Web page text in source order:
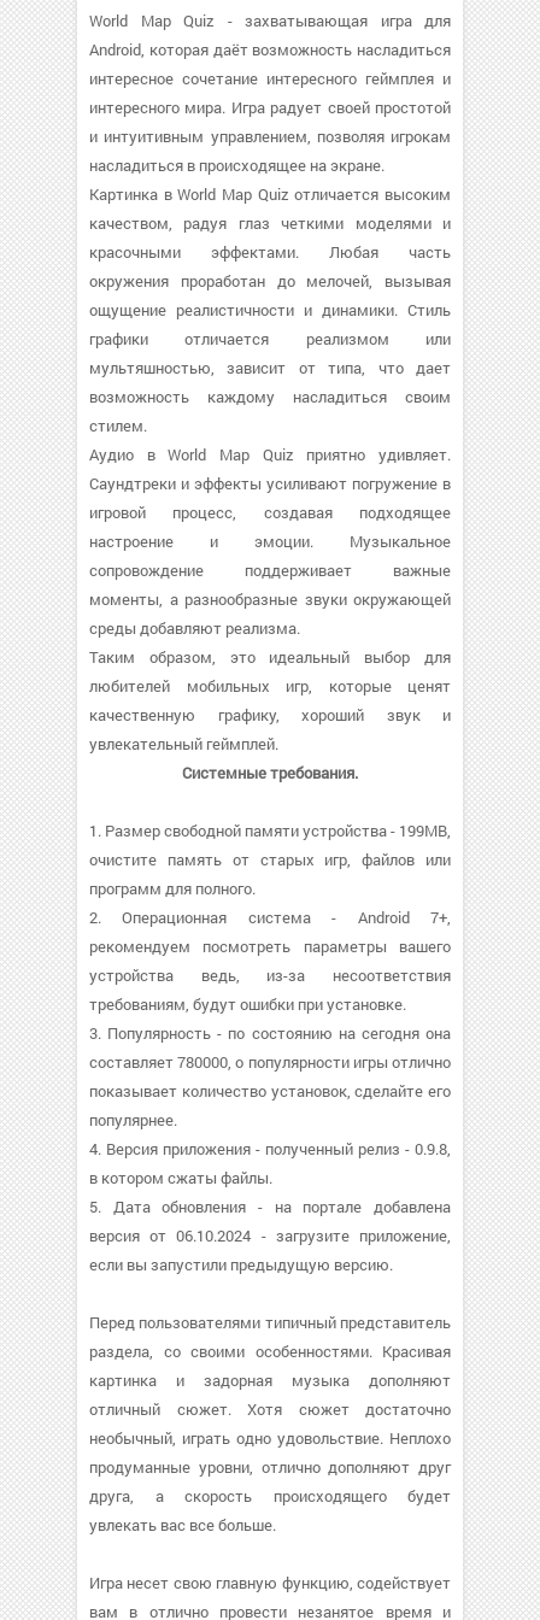
World Map Quiz - захватывающая игра для
Android, которая даёт возможность насладиться
интересное сочетание интересного геймплея и
интересного мира. Игра радует своей простотой
и интуитивным управлением, позволяя игрокам
насладиться в происходящее на экране.
Картинка в World Map Quiz отличается высоким
качеством, радуя глаз четкими моделями и
красочными эффектами. Любая часть
окружения проработан до мелочей, вызывая
ощущение реалистичности и динамики. Стиль
графики отличается реализмом или
мультяшностью, зависит от типа, что дает
возможность каждому насладиться своим
стилем.
Аудио в World Map Quiz приятно удивляет.
Саундтреки и эффекты усиливают погружение в
игровой процесс, создавая подходящее
настроение и эмоции. Музыкальное
сопровождение поддерживает важные
моменты, а разнообразные звуки окружающей
среды добавляют реализма.
Таким образом, это идеальный выбор для
любителей мобильных игр, которые ценят
качественную графику, хороший звук и
увлекательный геймплей.
Системные требования.
1. Размер свободной памяти устройства - 199MB,
очистите память от старых игр, файлов или
программ для полного.
2. Операционная система - Android 7+,
рекомендуем посмотреть параметры вашего
устройства ведь, из-за несоответствия
требованиям, будут ошибки при установке.
3. Популярность - по состоянию на сегодня она
составляет 780000, о популярности игры отлично
показывает количество установок, сделайте его
популярнее.
4. Версия приложения - полученный релиз - 0.9.8,
в котором сжаты файлы.
5. Дата обновления - на портале добавлена
версия от 06.10.2024 - загрузите приложение,
если вы запустили предыдущую версию.
Перед пользователями типичный представитель
раздела, со своими особенностями. Красивая
картинка и задорная музыка дополняют
отличный сюжет. Хотя сюжет достаточно
необычный, играть одно удовольствие. Неплохо
продуманные уровни, отлично дополняют друг
друга, а скорость происходящего будет
увлекать вас все больше.
Игра несет свою главную функцию, содействует
вам в отлично провести незанятое время и